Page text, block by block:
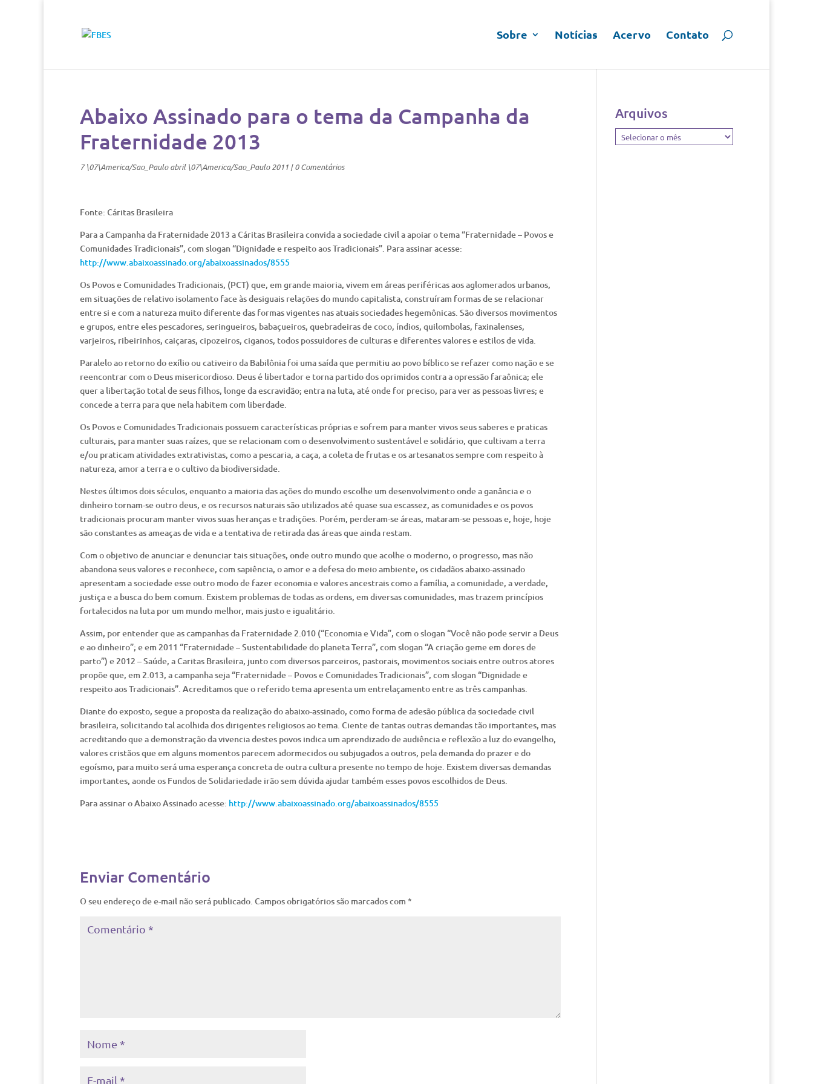
Sobre Notícias Acervo Contato
Abaixo Assinado para o tema da Campanha da
Fraternidade 2013
7 \07\America/Sao_Paulo abril \07\America/Sao_Paulo 2011 |0 Comentários
Fonte: Cáritas Brasileira
Para a Campanha da Fraternidade 2013 a Cáritas Brasileira convida a sociedade civil a apoiar o tema “Fraternidade – Povos e
Comunidades Tradicionais”, com slogan “Dignidade e respeito aos Tradicionais”. Para assinar acesse:
http://www.abaixoassinado.org/abaixoassinados/8555
Os Povos e Comunidades Tradicionais, (PCT) que, em grande maioria, vivem em áreas periféricas aos aglomerados urbanos,
em situações de relativo isolamento face às desiguais relações do mundo capitalista, construíram formas de se relacionar
entre si e com a natureza muito diferente das formas vigentes nas atuais sociedades hegemônicas. São diversos movimentos
e grupos, entre eles pescadores, seringueiros, babaçueiros, quebradeiras de coco, índios, quilombolas, faxinalenses,
varjeiros, ribeirinhos, caiçaras, cipozeiros, ciganos, todos possuidores de culturas e diferentes valores e estilos de vida.
Paralelo ao retorno do exílio ou cativeiro da Babilônia foi uma saída que permitiu ao povo bíblico se refazer como nação e se
reencontrar com o Deus misericordioso. Deus é libertador e torna partido dos oprimidos contra a opressão faraônica; ele
quer a libertação total de seus filhos, longe da escravidão; entra na luta, até onde for preciso, para ver as pessoas livres; e
concede a terra para que nela habitem com liberdade.
Os Povos e Comunidades Tradicionais possuem características próprias e sofrem para manter vivos seus saberes e praticas
culturais, para manter suas raízes, que se relacionam com o desenvolvimento sustentável e solidário, que cultivam a terra
e/ou praticam atividades extrativistas, como a pescaria, a caça, a coleta de frutas e os artesanatos sempre com respeito à
natureza, amor a terra e o cultivo da biodiversidade.
Nestes últimos dois séculos, enquanto a maioria das ações do mundo escolhe um desenvolvimento onde a ganância e o
dinheiro tornam-se outro deus, e os recursos naturais são utilizados até quase sua escassez, as comunidades e os povos
tradicionais procuram manter vivos suas heranças e tradições. Porém, perderam-se áreas, mataram-se pessoas e, hoje, hoje
são constantes as ameaças de vida e a tentativa de retirada das áreas que ainda restam.
Com o objetivo de anunciar e denunciar tais situações, onde outro mundo que acolhe o moderno, o progresso, mas não
abandona seus valores e reconhece, com sapiência, o amor e a defesa do meio ambiente, os cidadãos abaixo-assinado
apresentam a sociedade esse outro modo de fazer economia e valores ancestrais como a família, a comunidade, a verdade,
justiça e a busca do bem comum. Existem problemas de todas as ordens, em diversas comunidades, mas trazem princípios
fortalecidos na luta por um mundo melhor, mais justo e igualitário.
Assim, por entender que as campanhas da Fraternidade 2.010 (“Economia e Vida”, com o slogan “Você não pode servir a Deus
e ao dinheiro”; e em 2011 “Fraternidade – Sustentabilidade do planeta Terra”, com slogan “A criação geme em dores de
parto”) e 2012 – Saúde, a Caritas Brasileira, junto com diversos parceiros, pastorais, movimentos sociais entre outros atores
propõe que, em 2.013, a campanha seja “Fraternidade – Povos e Comunidades Tradicionais”, com slogan “Dignidade e
respeito aos Tradicionais”. Acreditamos que o referido tema apresenta um entrelaçamento entre as três campanhas.
Diante do exposto, segue a proposta da realização do abaixo-assinado, como forma de adesão pública da sociedade civil
brasileira, solicitando tal acolhida dos dirigentes religiosos ao tema. Ciente de tantas outras demandas tão importantes, mas
acreditando que a demonstração da vivencia destes povos indica um aprendizado de audiência e reflexão a luz do evangelho,
valores cristãos que em alguns momentos parecem adormecidos ou subjugados a outros, pela demanda do prazer e do
egoísmo, para muito será uma esperança concreta de outra cultura presente no tempo de hoje. Existem diversas demandas
importantes, aonde os Fundos de Solidariedade irão sem dúvida ajudar também esses povos escolhidos de Deus.
Para assinar o Abaixo Assinado acesse: http://www.abaixoassinado.org/abaixoassinados/8555
Enviar Comentário
O seu endereço de e-mail não será publicado. Campos obrigatórios são marcados com *
Arquivos
Arquivos